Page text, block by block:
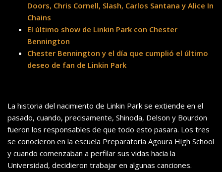
Doors, Chris Cornell, Slash, Carlos Santana y Alice In
Chains
El último show de Linkin Park con Chester
Bennington
Chester Bennington y el día que cumplió el último
deseo de fan de Linkin Park
La historia del nacimiento de Linkin Park se extiende en el
pasado, cuando, precisamente, Shinoda, Delson y Bourdon
fueron los responsables de que todo esto pasara. Los tres
se conocieron en la escuela Preparatoria Agoura High School
y cuando comenzaban a perfilar sus vidas hacia la
Universidad, decidieron trabajar en algunas canciones.